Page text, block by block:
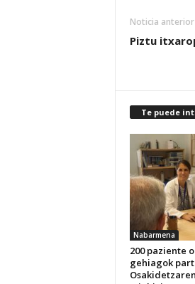
Noticia anterior
Piztu
Te puede
Nabarmena
200 paziente
gehiagok